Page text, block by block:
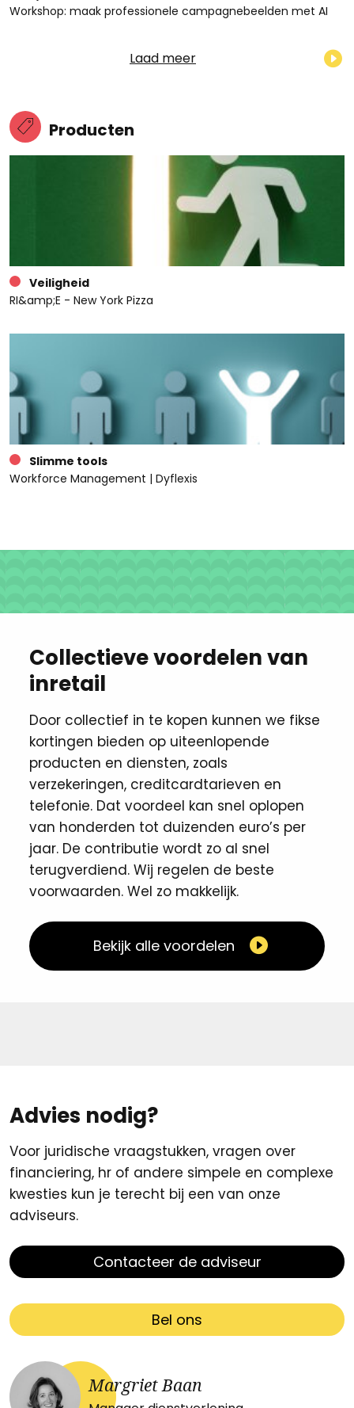
Workshop: maak professionele campagnebeelden met AI
Laad meer
Producten
Veiligheid
RI&amp;E - New York Pizza
Slimme tools
Workforce Management | Dyflexis
Collectieve voordelen van
inretail
Door collectief in te kopen kunnen we fikse
kortingen ​bieden op uiteenlopende
producten en diensten, zoals
verzekeringen, creditcardtarieven en
telefonie. Dat voordeel kan snel oplopen
van honderden tot duizenden euro’s per
jaar. De contributie wordt zo al snel
terugverdiend. Wij regelen de beste
voorwaarden. Wel zo makkelijk. ​
Bekijk alle voordelen
Advies nodig?
Voor juridische vraagstukken, vragen over
financiering, hr of andere simpele en complexe
kwesties kun je terecht bij een van onze
adviseurs.
Contacteer de adviseur
Bel ons
Margriet Baan